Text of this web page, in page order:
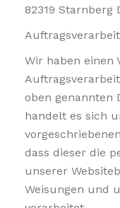
82319 Starnberg
Wir haben einen
oben genannten
handelt es sich
dass dieser die
unserer
Weisungen und